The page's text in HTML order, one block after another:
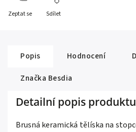
Zeptat se Sdílet
Popis Hodnocení
Značka Besdia
Detailní popis produktu
Brusná keramická tělíska na